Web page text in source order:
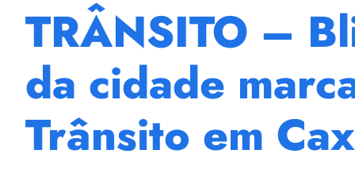
TRÂNSITO –
da cidade
Trânsito em